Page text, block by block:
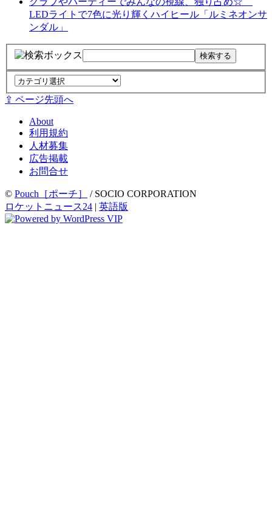
LEDライトで7色に光り輝くハイヒール「ルミネオンサ
ンダル」
⇪ ページ先頭へ
About
利用規約
人材募集
広告掲載
お問合せ
© Pouch［ポーチ］
/ SOCIO CORPORATION
ロケットニュース24 | 英語版